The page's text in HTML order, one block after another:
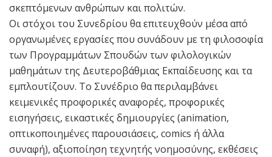
σκεπτόμενων ανθρώπων και πολιτών.
Οι στόχοι του Συνεδρίου θα επιτευχθούν μέσα από
οργανωμένες εργασίες που συνάδουν με τη φιλοσοφία
των Προγραμμάτων Σπουδών των φιλολογικών
μαθημάτων της Δευτεροβάθμιας Εκπαίδευσης και τα
εμπλουτίζουν. Το Συνέδριο θα περιλαμβάνει
κειμενικές προφορικές αναφορές, προφορικές
εισηγήσεις, εικαστικές δημιουργίες (animation,
οπτικοποιημένες παρουσιάσεις, comics ή άλλα
συναφή), αξιοποίηση τεχνητής νοημοσύνης, εκθέσεις